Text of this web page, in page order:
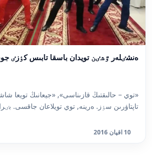
ەنشٸلەر ٷشٸن تويدان باسقا تابىس كٶزٸ
«توي – حالىقتىڭ قازىناسى», «جيعانىڭ تويعا
تاپتاۋرىن سٶز. ەرينە, توي تويلاعان جاقسى.
10 اقپان 2016